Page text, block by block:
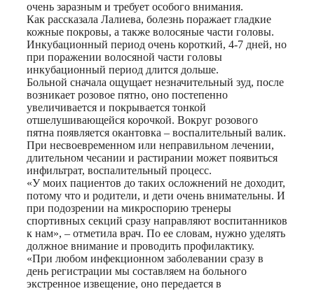
очень заразным и требует особого внимания.
Как рассказала Лалиева, болезнь поражает гладкие
кожные покровы, а также волосяные части головы.
Инкубационный период очень короткий, 4-7 дней, но
при поражении волосяной части головы
инкубационный период длится дольше.
Больной сначала ощущает незначительный зуд, после
возникает розовое пятно, оно постепенно
увеличивается и покрывается тонкой
отшелушивающейся корочкой. Вокруг розового
пятна появляется окантовка – воспалительный валик.
При несвоевременном или неправильном лечении,
длительном чесании и растирании может появиться
инфильтрат, воспалительный процесс.
«У моих пациентов до таких осложнений не доходит,
потому что и родители, и дети очень внимательны. И
при подозрении на микроспорию тренеры
спортивных секций сразу направляют воспитанников
к нам», – отметила врач. По ее словам, нужно уделять
должное внимание и проводить профилактику.
«При любом инфекционном заболевании сразу в
день регистрации мы составляем на больного
экстренное извещение, оно передается в